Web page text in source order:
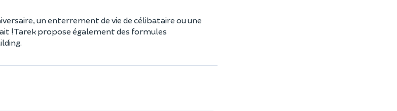
un enterrement de vie de célibataire ou une
! Tarek propose également des formules